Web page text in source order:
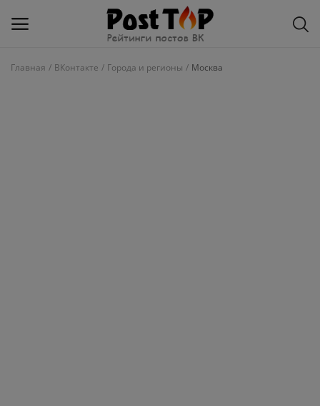
Главная ВКонтакте Города и регионы Москва